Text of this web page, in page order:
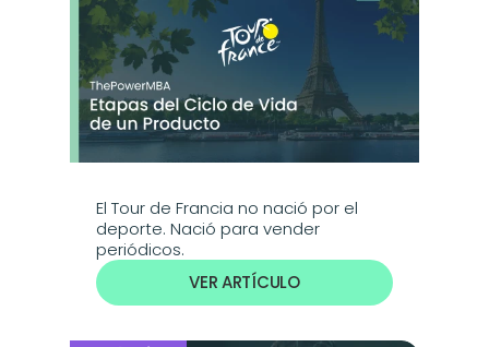
El Tour de Francia no nació por el
deporte. Nació para vender
periódicos.
VER ARTÍCULO